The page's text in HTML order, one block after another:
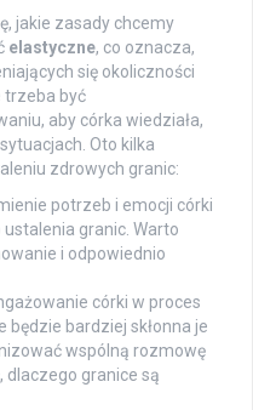
jakie zasady chcemy
elastyczne, co oznacza,
się okoliczności
trzeba być
aby córka wiedziała,
Oto kilka
zdrowych granic:
potrzeb i emocji córki
granic. Warto
i odpowiednio
córki w proces
będzie bardziej skłonna je
wspólną rozmowę
dlaczego granice są